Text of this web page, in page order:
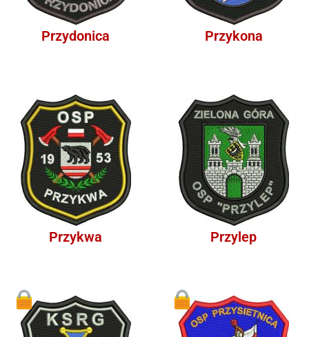
Przydonica Przykona
Przykwa Przylep